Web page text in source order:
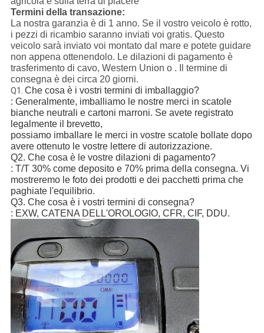
Termini della transazione:
La nostra garanzia è di 1 anno. Se il vostro veicolo è rotto,
i pezzi di ricambio saranno inviati voi gratis. Questo
veicolo sarà inviato voi montato dal mare e potete guidare
non appena ottenendolo. Le dilazioni di pagamento è
trasferimento di cavo, Western Union o . Il termine di
consegna è dei circa 20 giorni.
Q1. Che cosa è i vostri termini di imballaggio?
: Generalmente, imballiamo le nostre merci in scatole
bianche neutrali e cartoni marroni. Se avete registrato
legalmente il brevetto,
possiamo imballare le merci in vostre scatole bollate dopo
avere ottenuto le vostre lettere di autorizzazione.
Q2. Che cosa è le vostre dilazioni di pagamento?
: T/T 30% come deposito e 70% prima della consegna. Vi
mostreremo le foto dei prodotti e dei pacchetti prima che
paghiate l'equilibrio.
Q3. Che cosa è i vostri termini di consegna?
: EXW, CATENA DELL'OROLOGIO, CFR, CIF, DDU.